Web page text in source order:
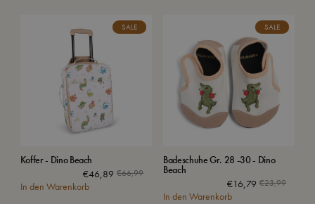
SALE
Koffer - Dino Beach
€66,99
€46,89
In den Warenkorb
SALE
Badeschuhe Gr. 28 -30 - Dino
Beach
€23,99
€16,79
In den Warenkorb